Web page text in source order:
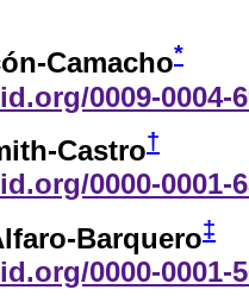
Camacho*
0009-0004-
Castro†
0000-0001-
Barquero‡
0000-0001-